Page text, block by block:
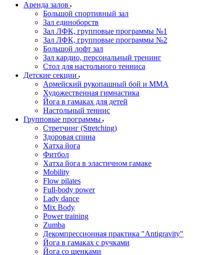
Аренда залов
Большой спортивный зал
Зал единоборств
Зал ЛФК, групповые программы №1
Зал ЛФК, групповые программы №2
Большой лофт зал
Зал кардио, персональный тренинг
Стол для настольного тенниса
Детские секции
Армейский рукопашный бой и ММА
Художественная гимнастика
Йога в гамаках для детей
Настольный теннис
Групповые программы
Стретчинг (Stretching)
Здоровая спина
Хатха йога
Фитбол
Хатха йога в эластичном гамаке
Mobility
Flow pilates
Full-body power
Lady dance
Mix Body
Power training
Zumba
Декомпрессионная практика "Antigravity"
Йога в гамаках с ручками
Йога со щенками